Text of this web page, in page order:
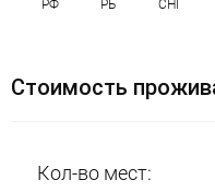
РФ РБ СНГ
Стоимость
Кол-во мест: